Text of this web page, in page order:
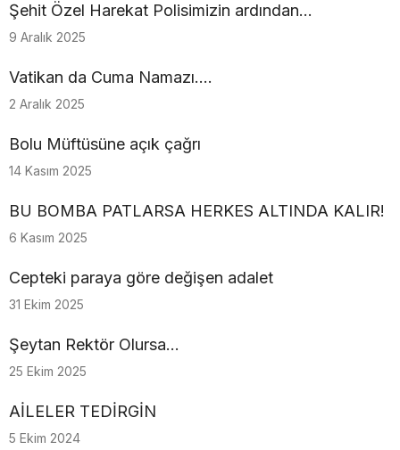
Şehit Özel Harekat Polisimizin ardından…
9 Aralık 2025
Vatikan da Cuma Namazı....
2 Aralık 2025
Bolu Müftüsüne açık çağrı
14 Kasım 2025
BU BOMBA PATLARSA HERKES ALTINDA KALIR!
6 Kasım 2025
Cepteki paraya göre değişen adalet
31 Ekim 2025
Şeytan Rektör Olursa…
25 Ekim 2025
AİLELER TEDİRGİN
5 Ekim 2024